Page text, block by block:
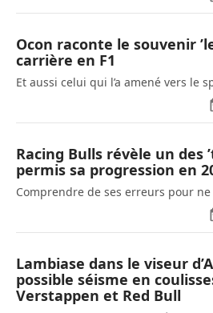
Ocon raconte le souvenir
carrière en F1
Et aussi celui qui l’a amené vers le
Racing Bulls révèle un des
permis sa progression en
Comprendre de ses erreurs pour
Lambiase dans le viseur
possible séisme en
Verstappen et Red Bull